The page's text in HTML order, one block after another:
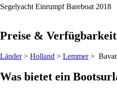
Segelyacht Einrumpf Bareboat 2018
Preise & Verfügbarkeit
Länder> Holland > Lemmer>
Was bietet ein